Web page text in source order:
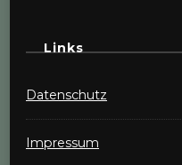
Links
Datenschutz
Impressum